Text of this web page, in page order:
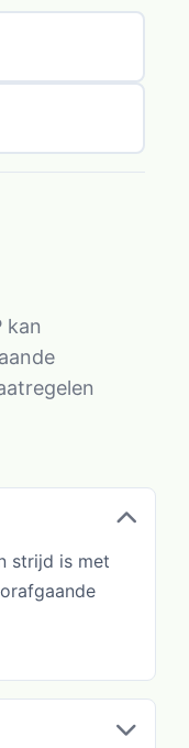
kan
strijd is met